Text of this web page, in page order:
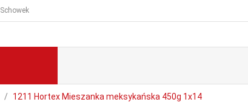
Schowek
1211 Hortex Mieszanka meksykańska 450g 1x14